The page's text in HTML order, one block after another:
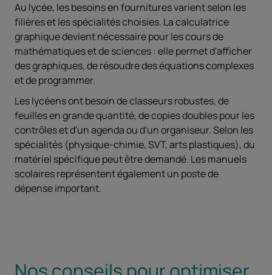
Au lycée, les besoins en fournitures varient selon les
filières et les spécialités choisies. La calculatrice
graphique devient nécessaire pour les cours de
mathématiques et de sciences : elle permet d'afficher
des graphiques, de résoudre des équations complexes
et de programmer.
Les lycéens ont besoin de classeurs robustes, de
feuilles en grande quantité, de copies doubles pour les
contrôles et d'un agenda ou d'un organiseur. Selon les
spécialités (physique-chimie, SVT, arts plastiques), du
matériel spécifique peut être demandé. Les manuels
scolaires représentent également un poste de
dépense important.